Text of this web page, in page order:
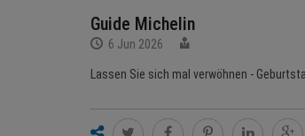
Guide Michelin
6 Jun 2026
Lassen Sie sich mal verwöhnen -